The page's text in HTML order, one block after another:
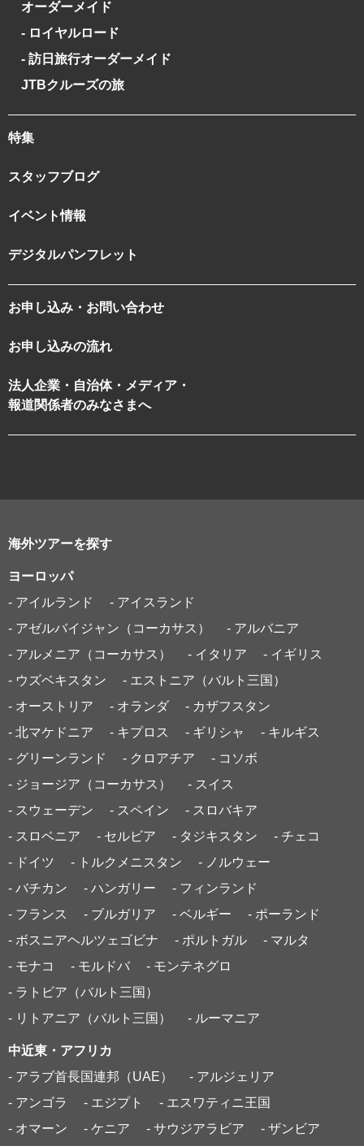
オーダーメイド
- ロイヤルロード
- 訪日旅行オーダーメイド
JTBクルーズの旅
特集
スタッフブログ
イベント情報
デジタルパンフレット
お申し込み・お問い合わせ
お申し込みの流れ
法人企業・自治体・メディア・
報道関係者のみなさまへ
海外ツアーを探す
ヨーロッパ
- アイルランド
- アイスランド
- アゼルバイジャン（コーカサス）
- アルバニア
- アルメニア（コーカサス）
- イタリア
- イギリス
- ウズベキスタン
- エストニア（バルト三国）
- オーストリア
- オランダ
- カザフスタン
- 北マケドニア
- キプロス - ギリシャ
- キルギス
- グリーンランド
- クロアチア
- コソボ
- ジョージア（コーカサス）
- スイス
- スウェーデン
- スペイン
- スロバキア
- スロベニア
- セルビア - タジキスタン
- チェコ
- ドイツ
- トルクメニスタン
- ノルウェー
- バチカン
- ハンガリー
- フィンランド
- フランス
- ブルガリア - ベルギー
- ポーランド
- ボスニアヘルツェゴビナ
- ポルトガル
- マルタ
- モナコ
- モルドバ
- モンテネグロ
- ラトビア（バルト三国）
- リトアニア（バルト三国）
- ルーマニア
中近東・アフリカ
- アラブ首長国連邦（UAE）
- アルジェリア
- アンゴラ
- エジプト
- エスワティニ王国
- オマーン
- ケニア - サウジアラビア
- ザンビア